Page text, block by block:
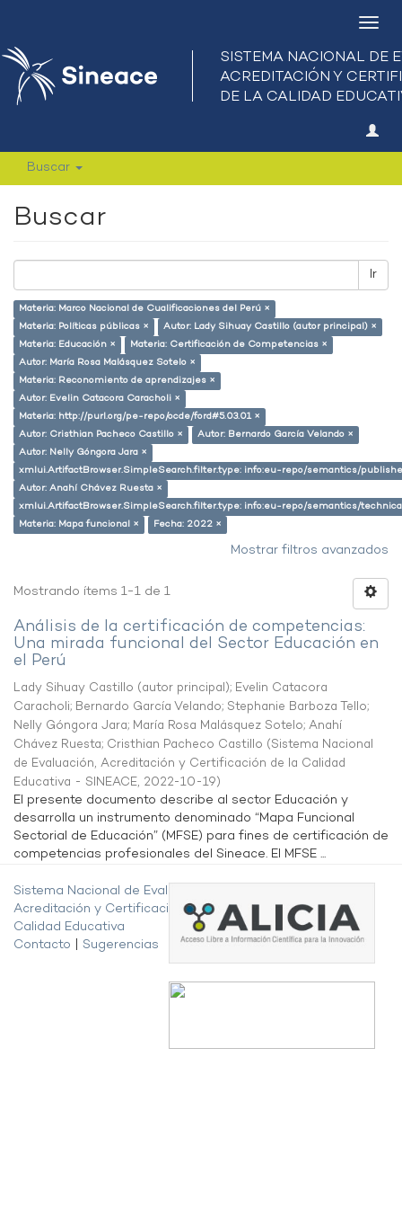
Buscar
Buscar
Ir
Materia: Marco Nacional de Cualificaciones del Perú ×
Materia: Políticas públicas ×
Autor: Lady Sihuay Castillo (autor principal) ×
Materia: Educación ×
Materia: Certificación de Competencias ×
Autor: María Rosa Malásquez Sotelo ×
Materia: Reconomiento de aprendizajes ×
Autor: Evelin Catacora Caracholi ×
Materia: http://purl.org/pe-repo/ocde/ford#5.03.01 ×
Autor: Cristhian Pacheco Castillo ×
Autor: Bernardo García Velando ×
Autor: Nelly Góngora Jara ×
xmlui.ArtifactBrowser.SimpleSearch.filter.type: info:eu-repo/semantics/
Autor: Anahí Chávez Ruesta ×
xmlui.ArtifactBrowser.SimpleSearch.filter.type: info:eu-repo/semantics/
Materia: Mapa funcional ×
Fecha: 2022 ×
Mostrar filtros avanzados
Mostrando ítems 1-1 de 1
Análisis de la certificación de competencias:
Una mirada funcional del Sector Educación en
el Perú
Lady Sihuay Castillo (autor principal); Evelin Catacora
Caracholi; Bernardo García Velando; Stephanie Barboza Tello;
Nelly Góngora Jara; María Rosa Malásquez Sotelo; Anahí
Chávez Ruesta; Cristhian Pacheco Castillo (Sistema Nacional
de Evaluación, Acreditación y Certificación de la Calidad
Educativa - SINEACE, 2022-10-19)
El presente documento describe al sector Educación y
desarrolla un instrumento denominado “Mapa Funcional
Sectorial de Educación” (MFSE) para fines de certificación de
competencias profesionales del Sineace. El MFSE ...
Sistema Nacional de Evaluación,
Acreditación y Certificación de la
Calidad Educativa
Contacto
Sugerencias